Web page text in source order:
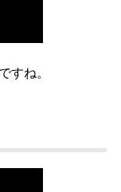
すね。